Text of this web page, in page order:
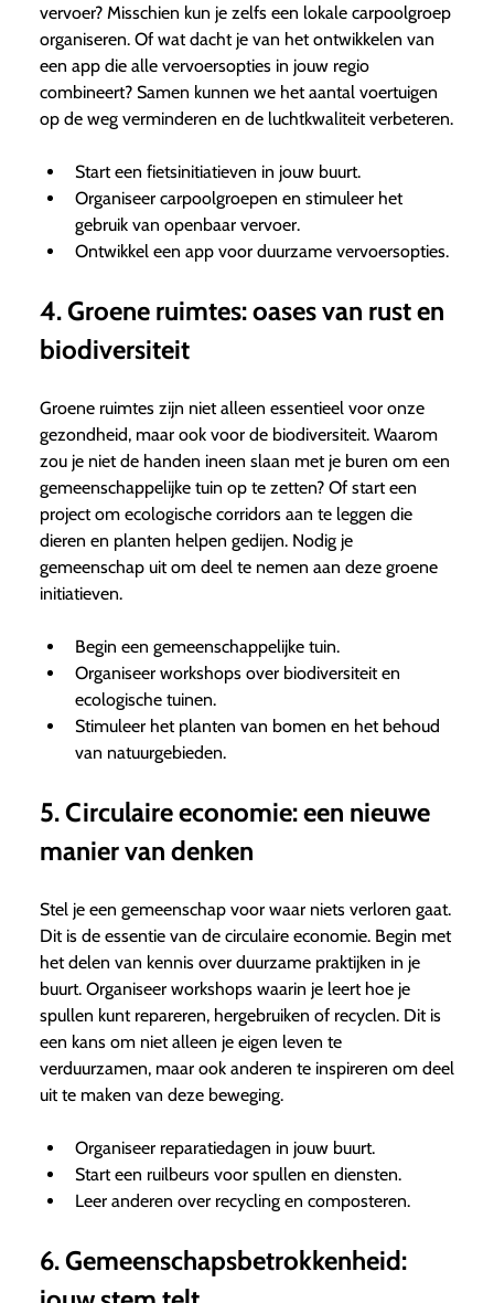
vervoer? Misschien kun je zelfs een lokale carpoolgroep
organiseren. Of wat dacht je van het ontwikkelen van
een app die alle vervoersopties in jouw regio
combineert? Samen kunnen we het aantal voertuigen
op de weg verminderen en de luchtkwaliteit verbeteren.
Start een fietsinitiatieven in jouw buurt.
Organiseer carpoolgroepen en stimuleer het
gebruik van openbaar vervoer.
Ontwikkel een app voor duurzame vervoersopties.
4. Groene ruimtes: oases van rust en
biodiversiteit
Groene ruimtes zijn niet alleen essentieel voor onze
gezondheid, maar ook voor de biodiversiteit. Waarom
zou je niet de handen ineen slaan met je buren om een
gemeenschappelijke tuin op te zetten? Of start een
project om ecologische corridors aan te leggen die
dieren en planten helpen gedijen. Nodig je
gemeenschap uit om deel te nemen aan deze groene
initiatieven.
Begin een gemeenschappelijke tuin.
Organiseer workshops over biodiversiteit en
ecologische tuinen.
Stimuleer het planten van bomen en het behoud
van natuurgebieden.
5. Circulaire economie: een nieuwe
manier van denken
Stel je een gemeenschap voor waar niets verloren gaat.
Dit is de essentie van de circulaire economie. Begin met
het delen van kennis over duurzame praktijken in je
buurt. Organiseer workshops waarin je leert hoe je
spullen kunt repareren, hergebruiken of recyclen. Dit is
een kans om niet alleen je eigen leven te
verduurzamen, maar ook anderen te inspireren om deel
uit te maken van deze beweging.
Organiseer reparatiedagen in jouw buurt.
Start een ruilbeurs voor spullen en diensten.
Leer anderen over recycling en composteren.
6. Gemeenschapsbetrokkenheid: